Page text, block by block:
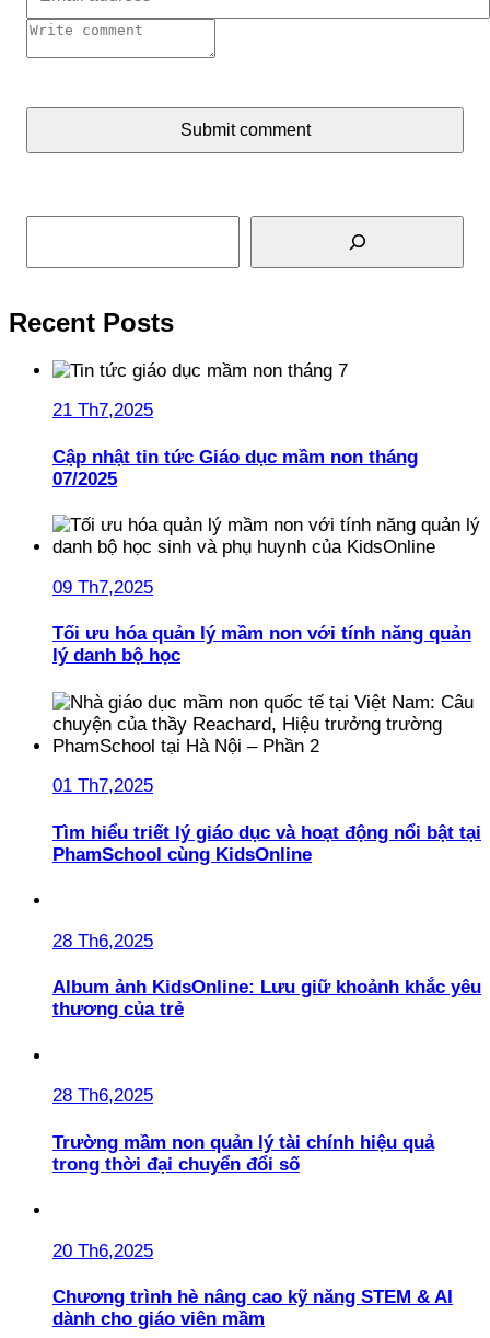
Submit comment
Tìm kiếm
Recent Posts
21 Th7,2025
Cập nhật tin tức Giáo dục mầm non tháng
07/2025
09 Th7,2025
Tối ưu hóa quản lý mầm non với tính năng quản
lý danh bộ học
01 Th7,2025
Tìm hiểu triết lý giáo dục và hoạt động nổi bật tại
PhamSchool cùng KidsOnline
28 Th6,2025
Album ảnh KidsOnline: Lưu giữ khoảnh khắc yêu
thương của trẻ
28 Th6,2025
Trường mầm non quản lý tài chính hiệu quả
trong thời đại chuyển đổi số
20 Th6,2025
Chương trình hè nâng cao kỹ năng STEM & AI
dành cho giáo viên mầm